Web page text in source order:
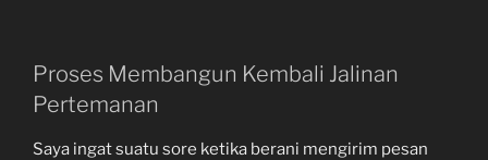
Proses Membangun Kembali Jalinan
Pertemanan
Saya ingat suatu sore ketika berani mengirim pesan